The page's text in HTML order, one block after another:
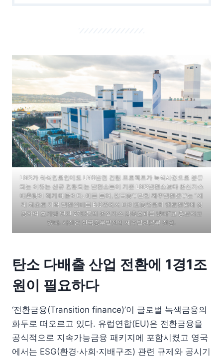
LNG가 화석연료인데도 LNG발전 건립 프로젝트가 녹색사업으로 분류
되는 이유는 신규 건립되는 발전소들이 기존 LNG발전소보다 온실가스
배출량이 적기 때문이다. 예를 들어, 한국중부발전 제주발전본부는 “세
계 최초로 기력 발전설비를 B.C유에서 바이오중유로의 연료전환에 성
공하여 호기당 연간 27만톤의 온실가스 감축효과를 냈다”고 홍보하고
있다. 사진은 한국중부발전의 제주발전본부 전경.
탄소 다배출 산업 전환에 1경1조
원이 필요하다
‘전환금융(Transition finance)’이 글로벌 녹색금융의
화두로 떠오르고 있다. 유럽연합(EU)은 전환금융을
공식적으로 지속가능금융 패키지에 포함시켰고 영국
에서는 ESG(환경·사회·지배구조) 관련 규제와 공시기